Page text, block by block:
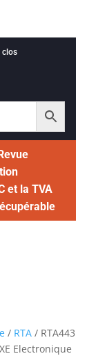
clos
et la TVA
/ RTA/ RTA443
Electronique